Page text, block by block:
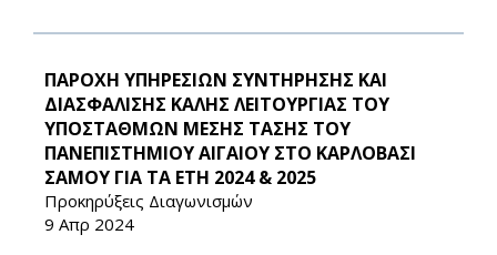
ΠΑΡΟΧΗ ΥΠΗΡΕΣΙΩΝ ΣΥΝΤΗΡΗΣΗΣ ΚΑΙ
ΔΙΑΣΦΑΛΙΣΗΣ ΚΑΛΗΣ ΛΕΙΤΟΥΡΓΙΑΣ ΤΟΥ
ΥΠΟΣΤΑΘΜΩΝ ΜΕΣΗΣ ΤΑΣΗΣ ΤΟΥ
ΠΑΝΕΠΙΣΤΗΜΙΟΥ ΑΙΓΑΙΟΥ ΣΤΟ ΚΑΡΛΟΒΑΣΙ
ΣΑΜΟΥ ΓΙΑ ΤΑ ΕΤΗ 2024 & 2025
Προκηρύξεις Διαγωνισμών
9 Απρ 2024